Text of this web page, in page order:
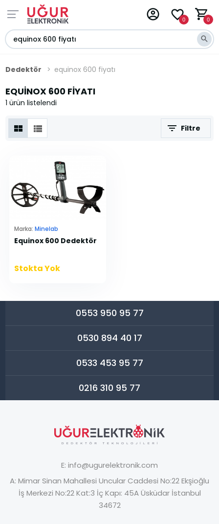
0 0
Dedektör equinox 600 fiyatı
EQUINOX 600 FIYATI
1 ürün listelendi
Filtre
Marka: Minelab
Equinox 600 Dedektör
Stokta Yok
0553 950 95 77
0530 894 40 17
0533 453 95 77
0216 310 95 77
E: info@ugurelektronik.com
A: Mimar Sinan Mahallesi Uncular Caddesi No:22 Ekşioğlu
İş Merkezi No:22 Kat:3 İç Kapı: 45A Üsküdar İstanbul
34672